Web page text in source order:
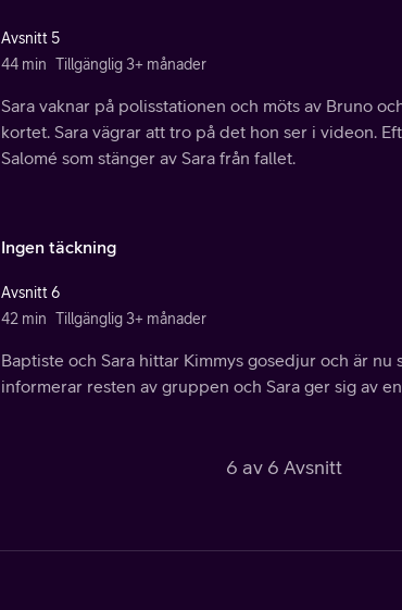
Avsnitt 5
44 min Tillgänglig 3+ månader
Sara vaknar på polisstationen och möts av Bruno
kortet. Sara vägrar att tro på det hon ser i videon.
Salomé som stänger av Sara från fallet.
Ingen täckning
Avsnitt 6
42 min Tillgänglig 3+ månader
Baptiste och Sara hittar Kimmys gosedjur och är nu
informerar resten av gruppen och Sara ger sig av
6 av 6 Avsnitt